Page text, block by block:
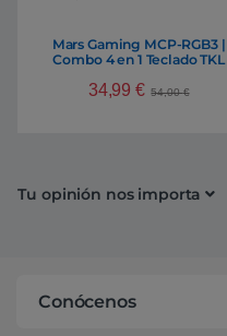
Mars Gaming MCP-RGB3 |
Combo 4 en 1 Teclado TKL
Gaming RGB + Alfombrilla
34,99€ 54,00€
Tu opinión nos importa
Conócenos